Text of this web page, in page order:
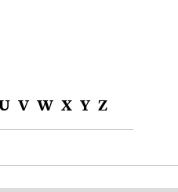
U V W X Y Z